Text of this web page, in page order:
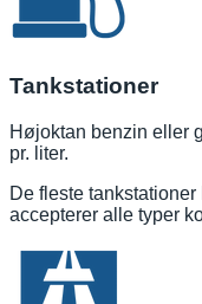
Tankstationer
Højoktan benzin eller
pr. liter.
De fleste
accepterer alle typer